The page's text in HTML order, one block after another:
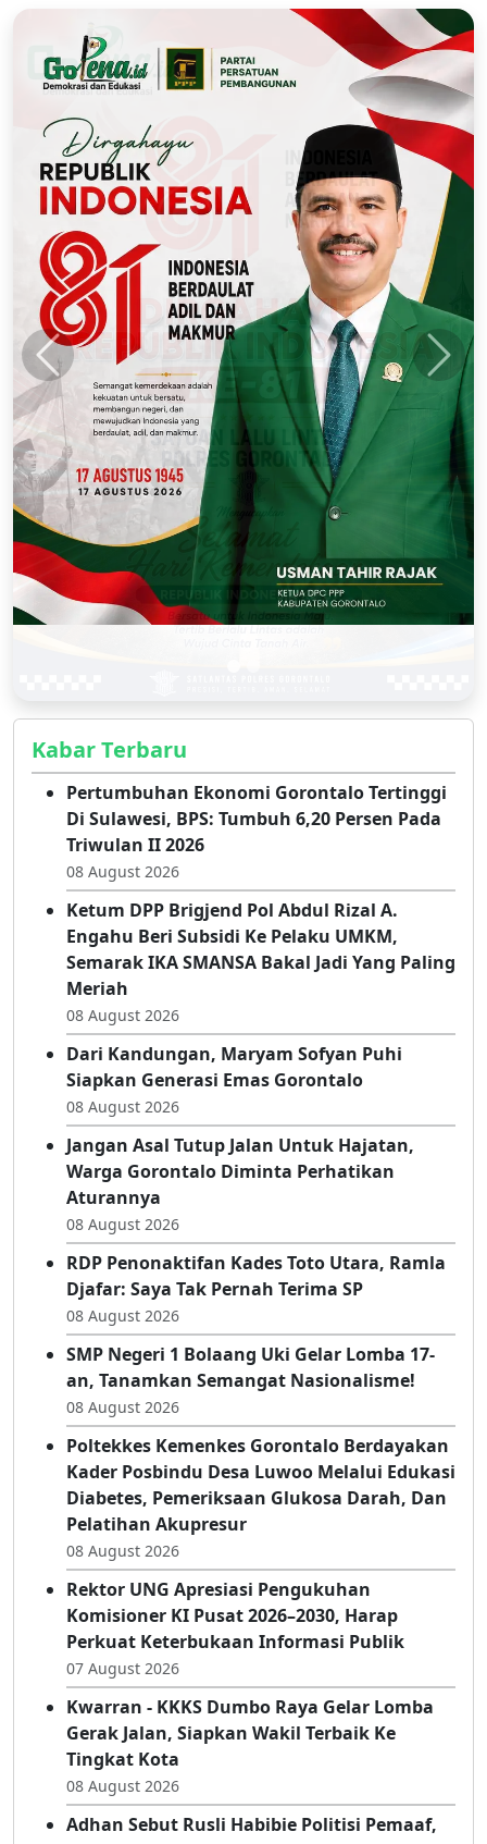
Kabar Terbaru
Pertumbuhan Ekonomi Gorontalo Tertinggi
Di Sulawesi, BPS: Tumbuh 6,20 Persen Pada
Triwulan II 2026
08 August 2026
Ketum DPP Brigjend Pol Abdul Rizal A.
Engahu Beri Subsidi Ke Pelaku UMKM,
Semarak IKA SMANSA Bakal Jadi Yang Paling
Meriah
08 August 2026
Dari Kandungan, Maryam Sofyan Puhi
Siapkan Generasi Emas Gorontalo
08 August 2026
Jangan Asal Tutup Jalan Untuk Hajatan,
Warga Gorontalo Diminta Perhatikan
Aturannya
08 August 2026
RDP Penonaktifan Kades Toto Utara, Ramla
Djafar: Saya Tak Pernah Terima SP
08 August 2026
SMP Negeri 1 Bolaang Uki Gelar Lomba 17-
an, Tanamkan Semangat Nasionalisme!
08 August 2026
Poltekkes Kemenkes Gorontalo Berdayakan
Kader Posbindu Desa Luwoo Melalui Edukasi
Diabetes, Pemeriksaan Glukosa Darah, Dan
Pelatihan Akupresur
08 August 2026
Rektor UNG Apresiasi Pengukuhan
Komisioner KI Pusat 2026–2030, Harap
Perkuat Keterbukaan Informasi Publik
07 August 2026
Kwarran - KKKS Dumbo Raya Gelar Lomba
Gerak Jalan, Siapkan Wakil Terbaik Ke
Tingkat Kota
08 August 2026
Adhan Sebut Rusli Habibie Politisi Pemaaf,